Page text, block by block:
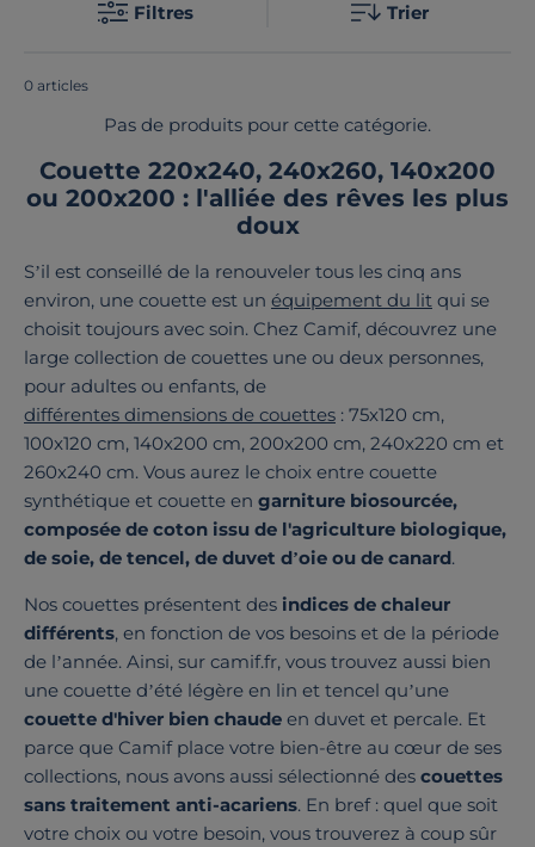
fabriqués en France ou en Europe!
Filtres Trier
0 articles
Pas de produits pour cette catégorie.
Couette 220x240, 240x260, 140x200
ou 200x200 : l'alliée des rêves les plus
doux
S’il est conseillé de la renouveler tous les cinq ans
environ, une couette est un équipement du lit qui se
choisit toujours avec soin. Chez Camif, découvrez une
large collection de couettes une ou deux personnes,
pour adultes ou enfants, de
différentes dimensions de couettes : 75x120 cm,
100x120 cm, 140x200 cm, 200x200 cm, 240x220 cm et
260x240 cm. Vous aurez le choix entre couette
synthétique et couette en garniture biosourcée,
composée de coton issu de l'agriculture biologique,
de soie, de tencel, de duvet d’oie ou de canard.
Nos couettes présentent des indices de chaleur
différents, en fonction de vos besoins et de la période
de l’année. Ainsi, sur camif.fr, vous trouvez aussi bien
une couette d’été légère en lin et tencel qu’une
couette d'hiver bien chaude en duvet et percale. Et
parce que Camif place votre bien-être au cœur de ses
collections, nous avons aussi sélectionné des couettes
sans traitement anti-acariens. En bref : quel que soit
votre choix ou votre besoin, vous trouverez à coup sûr